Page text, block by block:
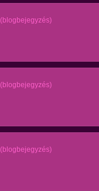
(blogbejegyzés)
(blogbejegyzés)
(blogbejegyzés)